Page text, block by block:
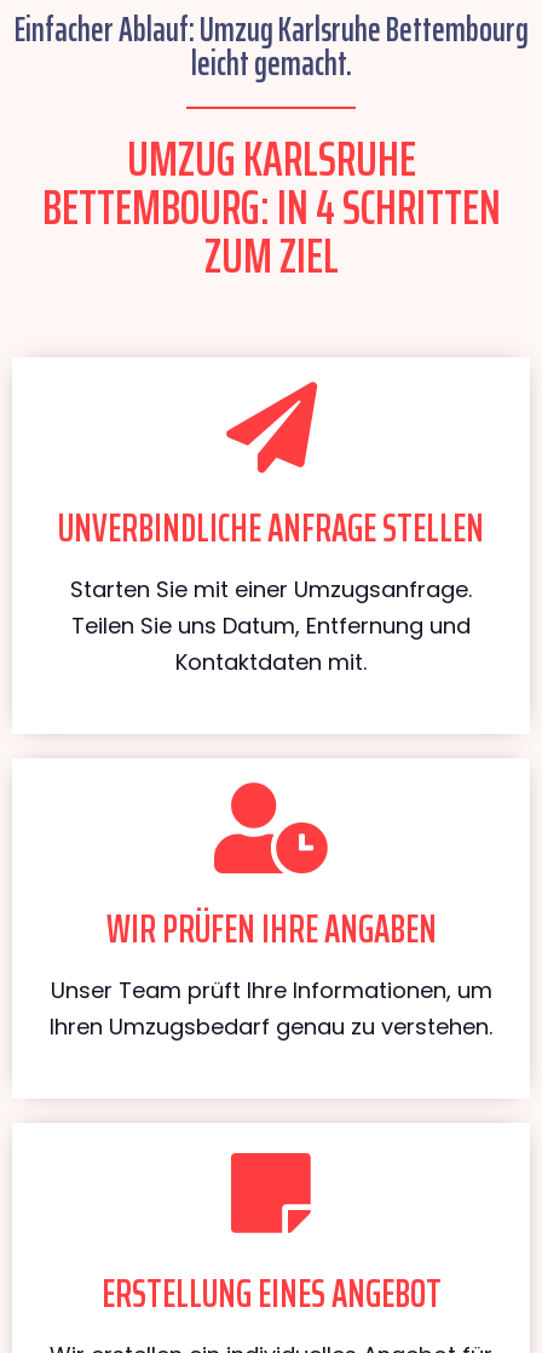
Einfacher Ablauf: Umzug Karlsruhe Bettembourg
leicht gemacht.
UMZUG KARLSRUHE
BETTEMBOURG: IN 4 SCHRITTEN
ZUM ZIEL
UNVERBINDLICHE ANFRAGE STELLEN
Starten Sie mit einer Umzugsanfrage.
Teilen Sie uns Datum, Entfernung und
Kontaktdaten mit.
WIR PRÜFEN IHRE ANGABEN
Unser Team prüft Ihre Informationen, um
Ihren Umzugsbedarf genau zu verstehen.
ERSTELLUNG EINES ANGEBOT